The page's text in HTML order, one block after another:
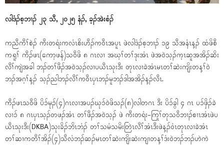
လါဒံၣ်စ့ဘၢၣ် ၂၃ သီ, ၂၀၂၅ နံၣ်, ခ့ၣ်အဲးစံၣ်
ကညီကီၢ်စဲၣ် ကီးတရံးကလံၤစိးဟီၣ်ကဝီၤအပူၤ ဖဲလါဒံၣ်စ့ဘၢၣ် ၁၉ သီအနံၤန့ၣ် ထံဖိစီ
ကရူၢ် ကီၣ်ဖၤ(ကော့ဖန်)သဝီဖိ ၈ ဂၤလၢ အဃ့ၢ်တၢ်ဒုးအံၤ ဖဲအဝဲသ့ၣ်က့ၤဆူအအိၣ်ဆိး
လီၢ်ကျဲအခါ ဘၣ်တၢ်ဖီၣ်အဝဲသ့ၣ်လၢပယီၤသုးဒီး တုၤလၢခဲအံၤမၤတၢ်ဆဲးကျိးတန့ၢ်ဝဲ
ဘၣ်အဂ့ၢ်န့ၣ် သ့ၣ်ညါဘၣ်လီၢ်ကဝီၤပှၤဘၣ်မူဘၣ်ဒါအအိၣ်န့ၣ်လီၤ.
ကီၣ်ဖၤသဝီဖိ ပိၥ်မုၣ်(၄)ဂၤလၢအပၣ်ဃုၥ်ဝဲဖိသၣ်(၈)လါတဂၤ ဒီး ပိၥ်ခွါ ၄ ဂၤ ပၥ်ဖှိၣ်ခဲ
လၢၥ် ၈ ဂၤပှၤသ့ၣ်တဖၣ်အံၤ တၢ်ဖီၣ်အဝဲသ့ၣ် ဖဲ ကီးတရံး-ကြုၢ်တုသဝီဘၢၣ်စၢၤအံၤဖဲပ
ယီၤသုးဒီး(DKBA)သုးခိၣ်ဘိၤဘံၣ် တၢ်သမံသမိးတြဲၤလီၢ်အံၤဒီးဖဲန့ၣ်ဝံၤတုၤလၢခဲအံၤ
တၢ်ဆၢကတီၢ်အိၣ်(၄)သီလံဘၣ်ဆၣ်မၤတၢ်ဆဲးကျိးဆဲးကျၢတန့ၢ်ဒံးဝဲဘၣ်ဘၣ်ဟဲကဲ